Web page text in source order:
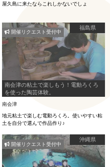
屋久島に来たならこれしかないでしょ
福島県
南会津の粘土で楽しもう！電動ろくろ
を使った陶芸体験。
南会津
地元粘土で楽しむ電動ろくろ。使いやすい粘
土を自分で選んで作品作り♪
開催リクエスト受付中
沖縄県
開催リクエスト受付中